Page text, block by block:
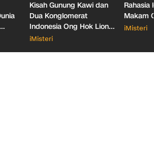
Kisah Gunung Kawi dan
Dua Konglomerat
Indonesia Ong Hok Liong
hingga Liem Sioe Liong
iMisteri
Rahasia
Makam
iMisteri